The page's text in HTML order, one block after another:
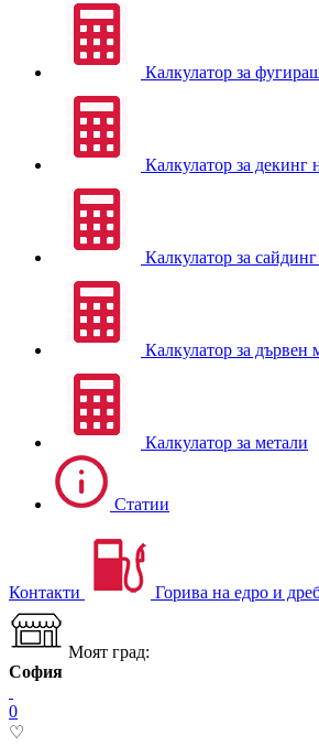
Калкулатор за
Калкулатор за декинг
Калкулатор за
Калкулатор за дървен
Калкулатор за метали
Статии
Контакти Горива на едро и
Моят град:
София
0
♡